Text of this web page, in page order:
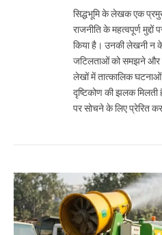
सिद्धभूमि के लेखक एक
राजनीति के महत्वपूर्ण
किया है। उनकी लेखनी न
जटिलताओं को समझने और
लेखों में तात्कालिक
दृष्टिकोण की झलक मिलती
पर सोचने के लिए प्रेरित